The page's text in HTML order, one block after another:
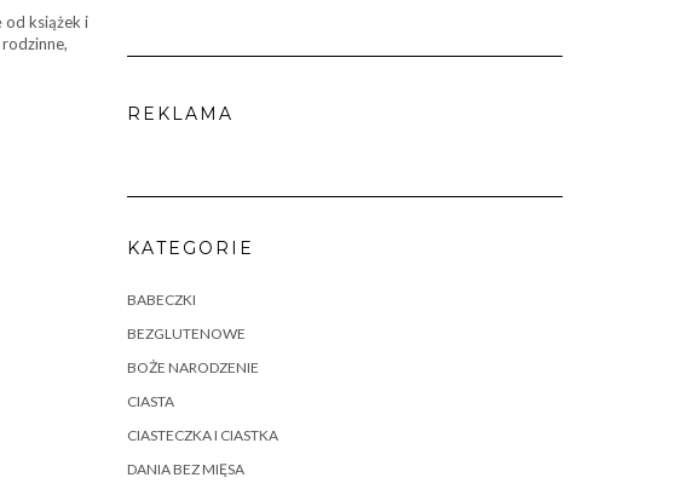
od książek i
REKLAMA
KATEGORIE
BABECZKI
BEZGLUTENOWE
BOŻE NARODZENIE
CIASTA
CIASTECZKA I CIASTKA
DANIA BEZ MIĘSA